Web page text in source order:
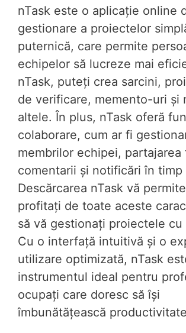
nTask este o aplicație online
gestionare a proiectelor
puternică, care permite
echipelor să lucreze mai
nTask, puteți crea sarcini,
de verificare, memento-uri și
altele. În plus, nTask oferă
colaborare, cum ar fi
membrilor echipei, partajarea
comentarii și notificări în timp
Descărcarea nTask vă
profitați de toate aceste
să vă gestionați proiectele cu
Cu o interfață intuitivă și o
utilizare optimizată, nTask
instrumentul ideal pentru
ocupați care doresc să își
îmbunătățească